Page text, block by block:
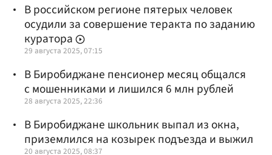
В российском регионе пятерых человек
осудили за совершение теракта по заданию
куратора
29 августа 2025, 07:15
В Биробиджане пенсионер месяц общался
с мошенниками и лишился 6 млн рублей
28 августа 2025, 22:36
В Биробиджане школьник выпал из окна,
приземлился на козырек подъезда и выжил
20 августа 2025, 08:37